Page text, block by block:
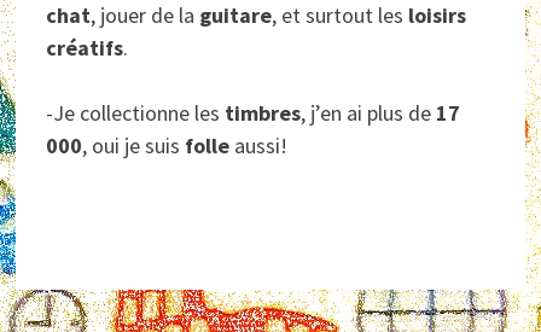
chat, jouer de la guitare, et surtout les loisirs
créatifs.
-Je collectionne les timbres, j’en ai plus de 17
000, oui je suis folle aussi!